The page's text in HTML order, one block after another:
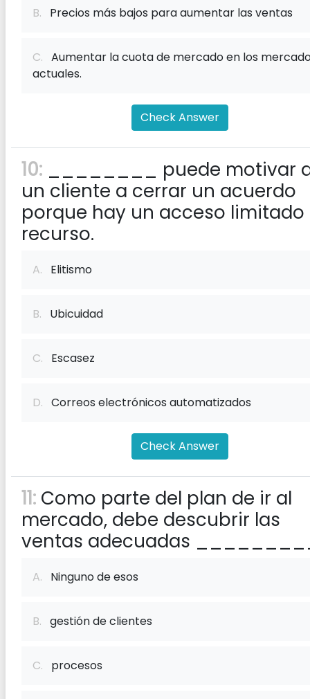
B. Precios más bajos para aumentar las ventas
C. Aumentar la cuota de mercado en los
actuales.
Check Answer
10: ________ puede motivar
un cliente a cerrar un acuerdo
porque hay un acceso limitado
recurso.
A. Elitismo
B. Ubicuidad
C. Escasez
D. Correos electrónicos automatizados
Check Answer
11: Como parte del plan de ir al
mercado, debe descubrir las
ventas adecuadas
A. Ninguno de esos
B. gestión de clientes
C. procesos